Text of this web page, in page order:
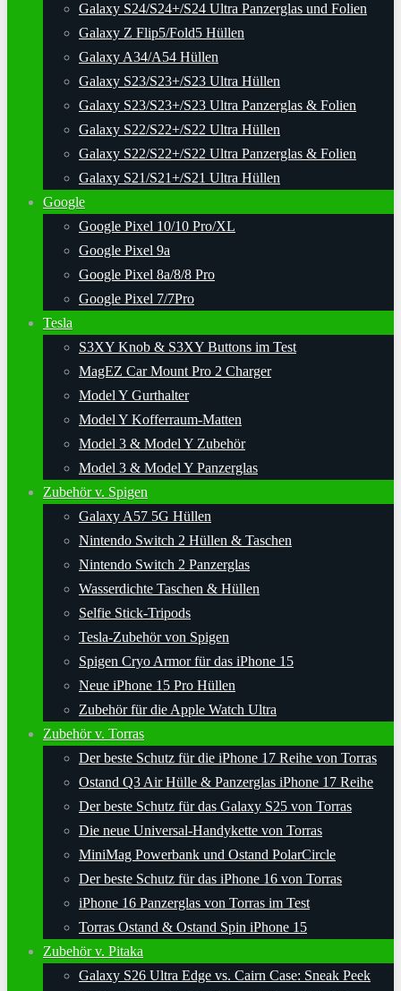
Galaxy S24/S24+/S24 Ultra Panzerglas und Folien
Galaxy Z Flip5/Fold5 Hüllen
Galaxy A34/A54 Hüllen
Galaxy S23/S23+/S23 Ultra Hüllen
Galaxy S23/S23+/S23 Ultra Panzerglas & Folien
Galaxy S22/S22+/S22 Ultra Hüllen
Galaxy S22/S22+/S22 Ultra Panzerglas & Folien
Galaxy S21/S21+/S21 Ultra Hüllen
Google
Google Pixel 10/10 Pro/XL
Google Pixel 9a
Google Pixel 8a/8/8 Pro
Google Pixel 7/7Pro
Tesla
S3XY Knob & S3XY Buttons im Test
MagEZ Car Mount Pro 2 Charger
Model Y Gurthalter
Model Y Kofferraum-Matten
Model 3 & Model Y Zubehör
Model 3 & Model Y Panzerglas
Zubehör v. Spigen
Galaxy A57 5G Hüllen
Nintendo Switch 2 Hüllen & Taschen
Nintendo Switch 2 Panzerglas
Wasserdichte Taschen & Hüllen
Selfie Stick-Tripods
Tesla-Zubehör von Spigen
Spigen Cryo Armor für das iPhone 15
Neue iPhone 15 Pro Hüllen
Zubehör für die Apple Watch Ultra
Zubehör v. Torras
Der beste Schutz für die iPhone 17 Reihe von Torras
Ostand Q3 Air Hülle & Panzerglas iPhone 17 Reihe
Der beste Schutz für das Galaxy S25 von Torras
Die neue Universal-Handykette von Torras
MiniMag Powerbank und Ostand PolarCircle
Der beste Schutz für das iPhone 16 von Torras
iPhone 16 Panzerglas von Torras im Test
Torras Ostand & Ostand Spin iPhone 15
Zubehör v. Pitaka
Galaxy S26 Ultra Edge vs. Cairn Case: Sneak Peek